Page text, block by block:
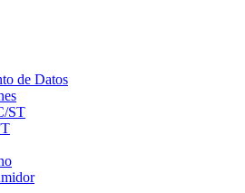
de Datos
in
ST
new
window
in
Opens